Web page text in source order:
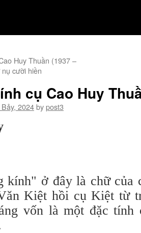
Huy Thuần (1937 –
cười hiền
cụ Cao Huy
2024bypost3
kính" ở đây là chữ của
Kiệt hồi cụ Kiệt từ
vốn là một đặc tính